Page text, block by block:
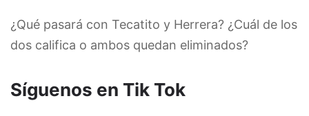
¿Qué pasará con Tecatito y Herrera? ¿Cuál de los
dos califica o ambos quedan eliminados?
Síguenos en Tik Tok